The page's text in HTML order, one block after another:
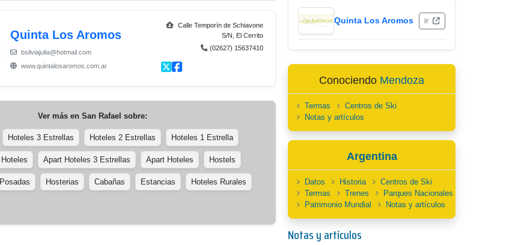
Quinta Los Aromos
bsilviajulia@hotmail.com
www.quintalosaromos.com.ar
Calle Temporín de Schiavone
S/N, El Cerrito
(02627) 15637410
Ver más en San Rafael sobre:
Hoteles 3 Estrellas Hoteles 2 Estrellas Hoteles 1 Estrella
Hoteles Apart Hoteles 3 Estrellas Apart Hoteles Hostels
Posadas Hosterias Cabañas Estancias Hoteles Rurales
Quinta Los Aromos ir
Conociendo Mendoza
Termas
Centros de Ski
Notas y artículos
Argentina
Datos Historia
Centros de Ski
Termas
Trenes
Parques Nacionales
Patrimonio Mundial
Notas y artículos
Notas y artículos